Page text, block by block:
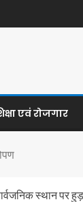
एवं रोजगार
स्थान पर